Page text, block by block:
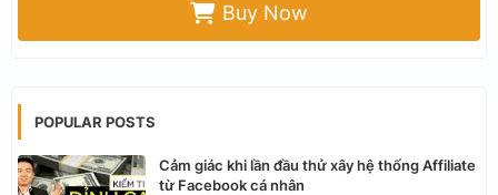
Buy Now
POPULAR POSTS
Cảm giác khi lần đầu thử xây hệ thống Affiliate
từ Facebook cá nhân